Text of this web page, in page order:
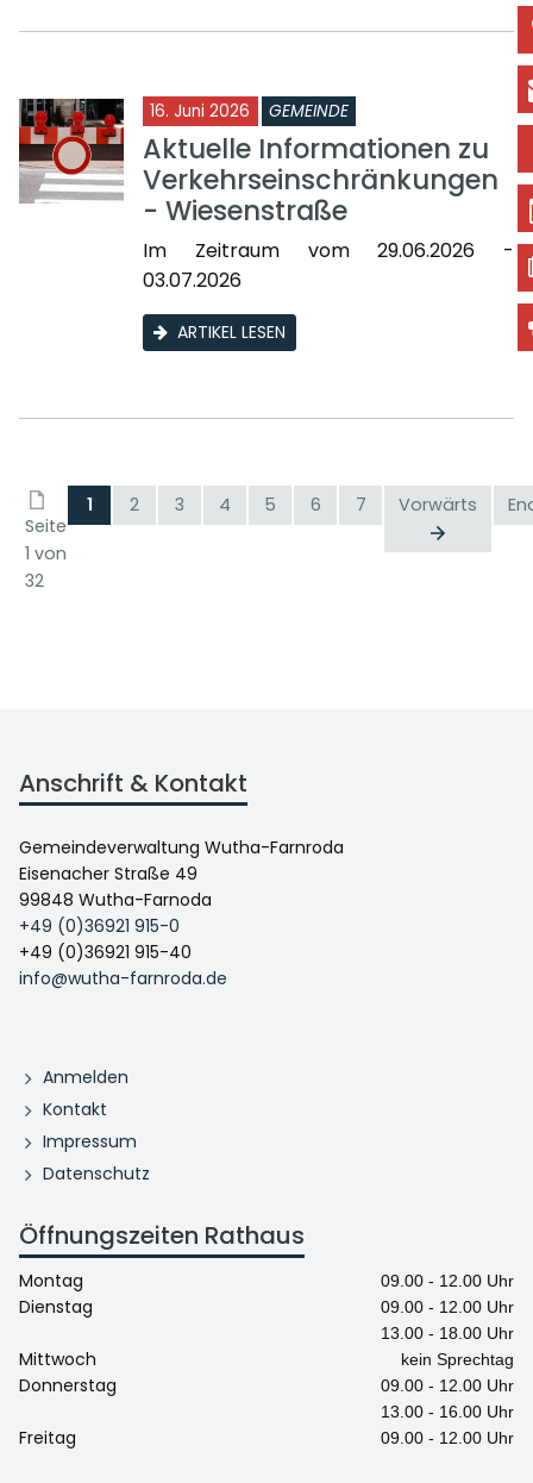
16. Juni 2026 GEMEINDE
Aktuelle Informationen zu
Verkehrseinschränkungen
- Wiesenstraße
Im Zeitraum vom 29.06.2026 -
03.07.2026
ARTIKEL LESEN
Seite
1 von
32
1 2 3 4 5 6 7 Vorwärts
Anschrift & Kontakt
Gemeindeverwaltung Wutha-Farnroda
Eisenacher Straße 49
99848 Wutha-Farnoda
+49 (0)36921 915-0
+49 (0)36921 915-40
info@wutha-farnroda.de
Anmelden
Kontakt
Impressum
Datenschutz
Öffnungszeiten Rathaus
Montag 09.00 - 12.00 Uhr
Dienstag
09.00 - 12.00 Uhr
13.00 - 18.00 Uhr
Mittwoch kein Sprechtag
Donnerstag
09.00 - 12.00 Uhr
13.00 - 16.00 Uhr
Freitag 09.00 - 12.00 Uhr